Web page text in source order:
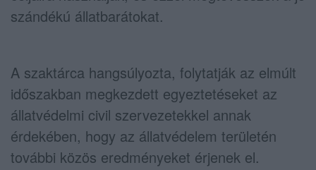
szándékú állatbarátokat.
A szaktárca hangsúlyozta, folytatják az elmúlt
időszakban megkezdett egyeztetéseket az
állatvédelmi civil szervezetekkel annak
érdekében, hogy az állatvédelem területén
további közös eredményeket érjenek el.